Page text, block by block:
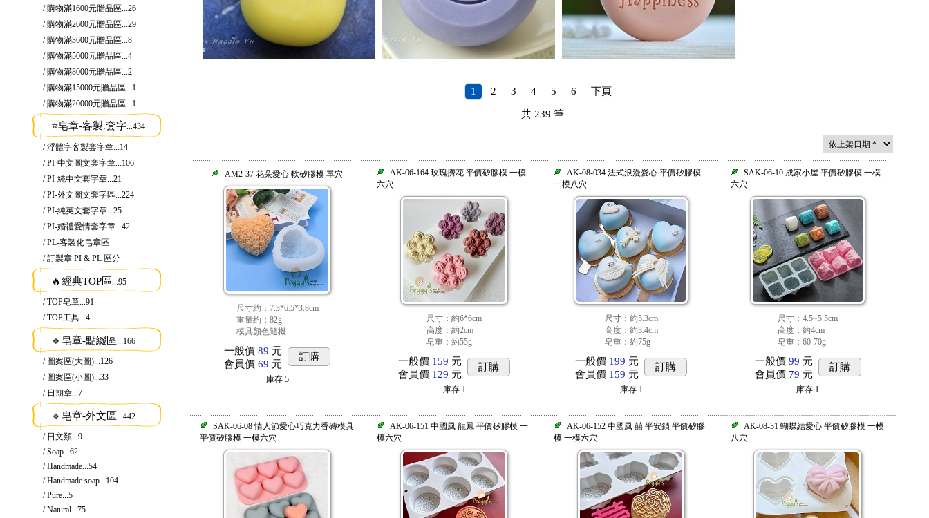
/ 購物滿1600元贈品區...26
/ 購物滿2600元贈品區...29
/ 購物滿3600元贈品區...8
/ 購物滿5000元贈品區...4
/ 購物滿8000元贈品區...2
/ 購物滿15000元贈品區...1
/ 購物滿20000元贈品區...1
⭐皂章-客製.套字 ...434
/ 浮體字客製套字章...14
/ PI-中文圖文套字章...106
/ PI-純中文套字章...21
/ PI-外文圖文套字區...224
/ PI-純英文套字章...25
/ PI-婚禮愛情套字章...42
/ PL-客製化皂章區
/ 訂製章 PI & PL 區分
🔥經典TOP區 ...95
/ TOP皂章...91
/ TOP工具...4
🔹皂章-點綴區 ...166
/ 圖案區(大圖)...126
/ 圖案區(小圖)...33
/ 日期章...7
🔹皂章-外文區 ...442
/ 日文類...9
/ Soap...62
/ Handmade...54
/ Handmade soap...104
/ Pure...5
/ Natural...75
1 2 3 4 5 6 下頁
共239 筆
AM2-37 花朵愛心 軟矽膠模 單穴
尺寸約：7.3*6.5*3.8cm
重量約：82g
模具顏色隨機
一般價 89 元
會員價 69 元
訂購
庫存 5
AK-06-164 玫瑰擠花 平價矽膠模 一模
六穴
尺寸：約6*6cm
高度：約2cm
皂重：約55g
一般價 159 元
會員價 129 元
訂購
庫存 1
AK-08-034 法式浪漫愛心 平價矽膠模
一模八穴
尺寸：約5.3cm
高度：約3.4cm
皂重：約75g
一般價 199 元
會員價 159 元
訂購
庫存 1
SAK-06-10 成家小屋 平價矽膠模 一模
六穴
尺寸：4.5~5.5cm
高度：約4cm
皂重：60-70g
一般價 99 元
會員價 79 元
訂購
庫存 1
SAK-06-08 情人節愛心巧克力香磚模具
平價矽膠模 一模六穴
AK-06-151 中國風 龍鳳 平價矽膠模 一
模六穴
AK-06-152 中國風 囍 平安鎖 平價矽膠
模 一模六穴
AK-08-31 蝴蝶結愛心 平價矽膠模 一模
八穴